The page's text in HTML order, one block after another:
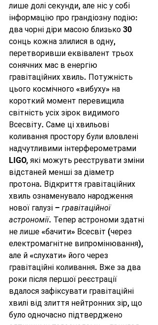
лише долі секунди, але ніс у собі
інформацію про грандіозну подію:
два чорні діри масою близько 30
сонць кожна злилися в одну,
перетворивши еквівалент трьох
сонячних мас в енергію
гравітаційних хвиль. Потужність
цього космічного «вибуху» на
короткий момент перевищила
світність усіх зірок видимого
Всесвіту. Саме ці хвильові
коливання простору були вловлені
надчутливими інтерферометрами
LIGO, які можуть реєструвати зміни
відстаней менші за діаметр
протона. Відкриття гравітаційних
хвиль ознаменувало народження
нової галузі – гравітаційної
астрономії. Тепер астрономи здатні
не лише «бачити» Всесвіт (через
електромагнітне випромінювання),
але й «слухати» його через
гравітаційні коливання. Вже за два
роки після першої реєстрації
вдалося зафіксувати гравітаційні
хвилі від злиття нейтронних зір, що
було одночасно підтверджено